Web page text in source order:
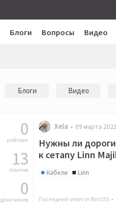
Блоги Вопросы Видео
Блоги Видео
0
рейтинг
13
ответов
0
Xela 09 марта
Нужны ли
к сетапу Linn
Кабели Linn
Последний ответ от Rim555 •